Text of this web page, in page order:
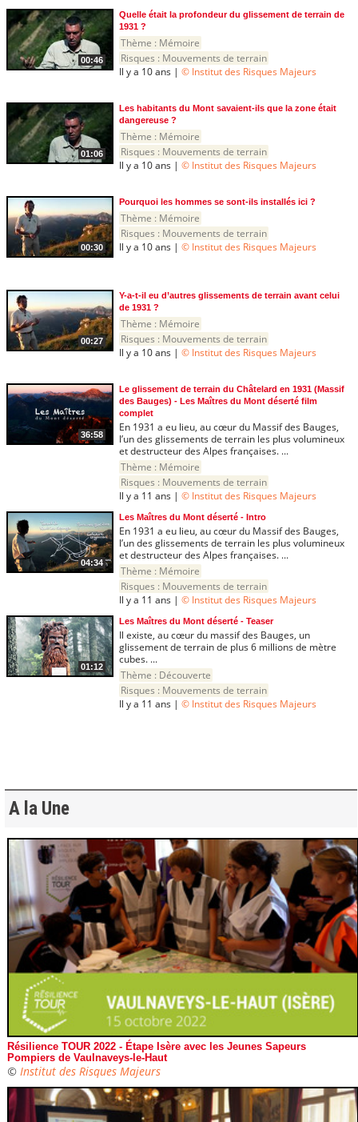
00:46
Quelle était la profondeur du glissement de terrain de
1931 ?
Thème : Mémoire
Risques : Mouvements de terrain
Il y a 10 ans | © Institut des Risques Majeurs
01:06
Les habitants du Mont savaient-ils que la zone était
dangereuse ?
Thème : Mémoire
Risques : Mouvements de terrain
Il y a 10 ans | © Institut des Risques Majeurs
00:30
Pourquoi les hommes se sont-ils installés ici ?
Thème : Mémoire
Risques : Mouvements de terrain
Il y a 10 ans | © Institut des Risques Majeurs
00:27
Y-a-t-il eu d’autres glissements de terrain avant celui
de 1931 ?
Thème : Mémoire
Risques : Mouvements de terrain
Il y a 10 ans | © Institut des Risques Majeurs
36:58
Le glissement de terrain du Châtelard en 1931 (Massif
des Bauges) - Les Maîtres du Mont déserté film
complet
En 1931 a eu lieu, au cœur du Massif des Bauges,
l’un des glissements de terrain les plus volumineux
et destructeur des Alpes françaises. ...
Thème : Mémoire
Risques : Mouvements de terrain
Il y a 11 ans | © Institut des Risques Majeurs
04:34
Les Maîtres du Mont déserté - Intro
En 1931 a eu lieu, au cœur du Massif des Bauges,
l’un des glissements de terrain les plus volumineux
et destructeur des Alpes françaises. ...
Thème : Mémoire
Risques : Mouvements de terrain
Il y a 11 ans | © Institut des Risques Majeurs
01:12
Les Maîtres du Mont déserté - Teaser
Il existe, au cœur du massif des Bauges, un
glissement de terrain de plus 6 millions de mètre
cubes. ...
Thème : Découverte
Risques : Mouvements de terrain
Il y a 11 ans | © Institut des Risques Majeurs
A la Une
Résilience TOUR 2022 - Étape Isère avec les Jeunes Sapeurs
Pompiers de Vaulnaveys-le-Haut
© Institut des Risques Majeurs